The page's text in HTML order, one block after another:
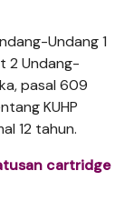
Undang 1
2 Undang-
pasal 609
KUHP
12 tahun.
cartridge